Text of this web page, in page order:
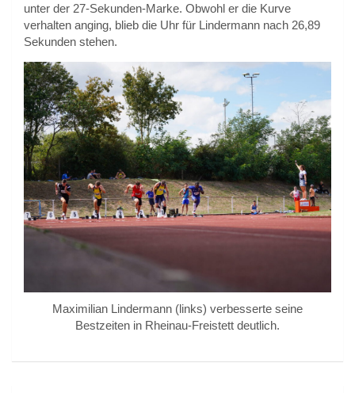
unter der 27-Sekunden-Marke. Obwohl er die Kurve
verhalten anging, blieb die Uhr für Lindermann nach 26,89
Sekunden stehen.
Maximilian Lindermann (links) verbesserte seine
Bestzeiten in Rheinau-Freistett deutlich.